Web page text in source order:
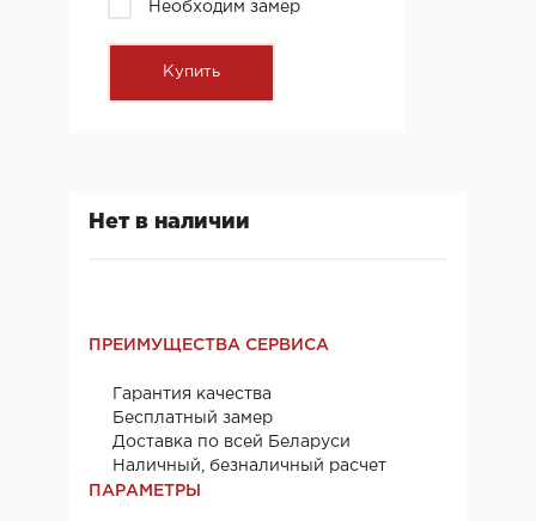
Необходим замер
Нет в наличии
ПРЕИМУЩЕСТВА СЕРВИСА
Гарантия качества
Бесплатный замер
Доставка по всей Беларуси
Наличный, безналичный расчет
ПАРАМЕТРЫ